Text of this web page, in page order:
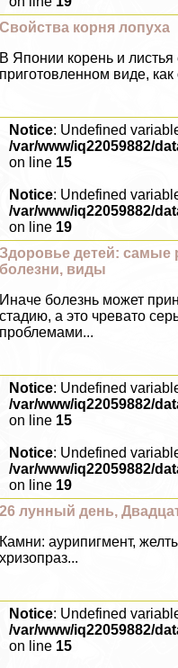
Свойства корня лопуха
В Японии корень и
приготовленном виде,
Notice: Undefined
/var/www/iq22059882/
on line 15
Notice: Undefined
/var/www/iq22059882/
on line 19
Здоровье детей: самые
болезни, виды
Иначе болезнь может
стадию, а это чревато
проблемами...
Notice: Undefined
/var/www/iq22059882/
on line 15
Notice: Undefined
/var/www/iq22059882/
on line 19
26 лунный день,
Камни: аурипигмент,
хризопраз...
Notice: Undefined
/var/www/iq22059882/
on line 15